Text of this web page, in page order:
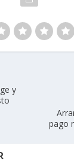
y
pago